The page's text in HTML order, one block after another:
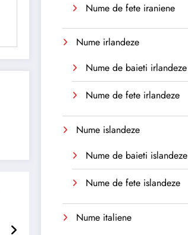
Nume de fete iraniene
Nume irlandeze
Nume de baieti irlandeze
Nume de fete irlandeze
Nume islandeze
Nume de baieti islandeze
Nume de fete islandeze
Nume italiene